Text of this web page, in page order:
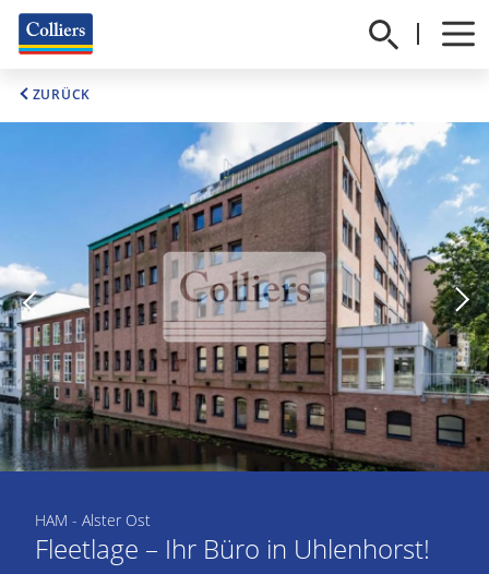
ZURÜCK
HAM - Alster Ost
Fleetlage – Ihr Büro in Uhlenhorst!